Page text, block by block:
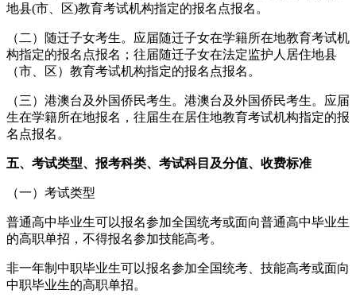
地县(市、区)教育考试机构指定的报名点报名。
（二）随迁子女考生。应届随迁子女在学籍所在地教育考试机
构指定的报名点报名；往届随迁子女在法定监护人居住地县
（市、区）教育考试机构指定的报名点报名。
（三）港澳台及外国侨民考生。港澳台及外国侨民考生。应届
生在学籍所在地报名，往届生在居住地教育考试机构指定的报
名点报名。
五、考试类型、报考科类、考试科目及分值、收费标准
（一）考试类型
普通高中毕业生可以报名参加全国统考或面向普通高中毕业生
的高职单招，不得报名参加技能高考。
非一年制中职毕业生可以报名参加全国统考、技能高考或面向
中职毕业生的高职单招。